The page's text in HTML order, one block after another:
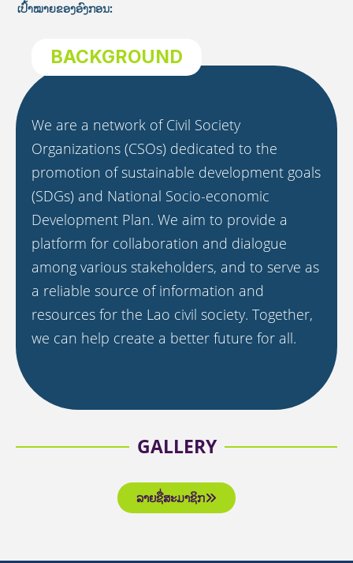
ເປົ້າໝາຍຂອງອົງກອນ:
BACKGROUND
We are a network of Civil Society
Organizations (CSOs) dedicated to the
promotion of sustainable development goals
(SDGs) and National Socio-economic
Development Plan. We aim to provide a
platform for collaboration and dialogue
among various stakeholders, and to serve as
a reliable source of information and
resources for the Lao civil society. Together,
we can help create a better future for all.
GALLERY
ລາຍຊື່ສະມາຊິກ